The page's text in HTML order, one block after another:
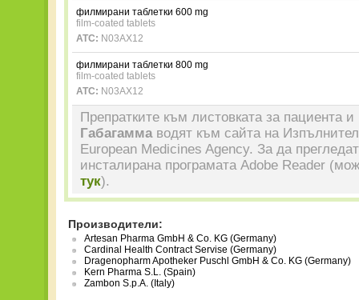
филмирани таблетки 600 mg
film-coated tablets
ATC: N03AX12
филмирани таблетки 800 mg
film-coated tablets
ATC: N03AX12
Препратките към листовката за пациента и
Габагаммаводят към сайта на
European Medicines Agency. За да
инсталирана програмата Adobe Reader
тук).
Производители:
Artesan Pharma GmbH & Co. KG (Germany)
Cardinal Health Contract Servise (Germany)
Dragenopharm Apotheker Puschl GmbH & Co. KG (Germany)
Kern Pharma S.L. (Spain)
Zambon S.p.A. (Italy)